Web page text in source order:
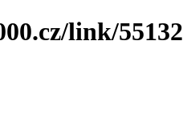
link/55132